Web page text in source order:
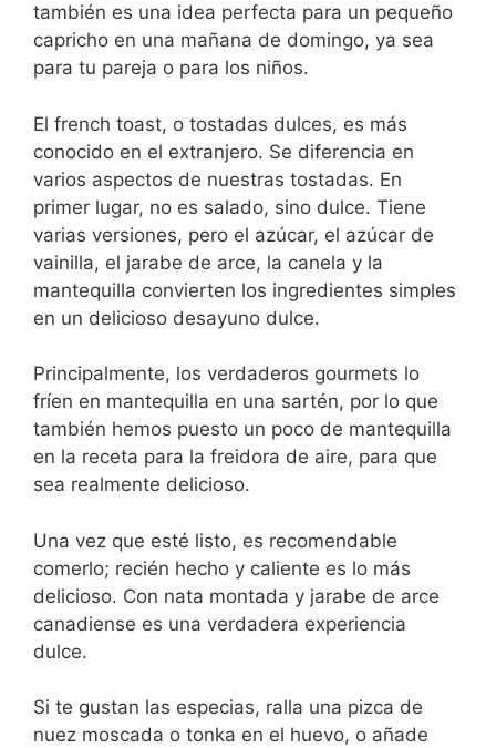
también es una idea perfecta para un pequeño
capricho en una mañana de domingo, ya sea
para tu pareja o para los niños.
El french toast, o tostadas dulces, es más
conocido en el extranjero. Se diferencia en
varios aspectos de nuestras tostadas. En
primer lugar, no es salado, sino dulce. Tiene
varias versiones, pero el azúcar, el azúcar de
vainilla, el jarabe de arce, la canela y la
mantequilla convierten los ingredientes simples
en un delicioso desayuno dulce.
Principalmente, los verdaderos gourmets lo
fríen en mantequilla en una sartén, por lo que
también hemos puesto un poco de mantequilla
en la receta para la freidora de aire, para que
sea realmente delicioso.
Una vez que esté listo, es recomendable
comerlo; recién hecho y caliente es lo más
delicioso. Con nata montada y jarabe de arce
canadiense es una verdadera experiencia
dulce.
Si te gustan las especias, ralla una pizca de
nuez moscada o tonka en el huevo, o añade